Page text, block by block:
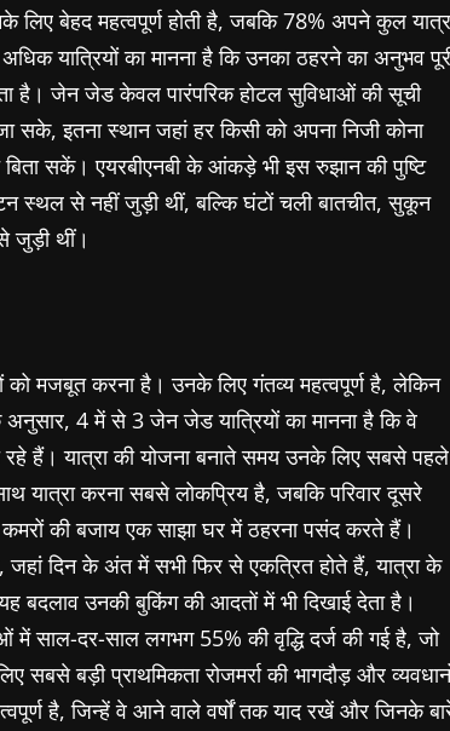
बेहद महत्वपूर्ण होती है, जबकि 78% अपने कुल
यात्रियों का मानना है कि उनका ठहरने का अनुभव
है। जेन जेडकेवल पारंपरिक होटल सुविधाओं की सूची
सके,इतना स्थान जहां हर किसी को अपना निजी कोना
बिता सकें।एयरबीएनबी के आंकड़े भी इस रुझान की पुष्टि
स्थल से नहीं जुड़ी थीं, बल्कि घंटों चली बातचीत, सुकून
जुड़ी थीं।
मजबूत करना है। उनके लिए गंतव्य महत्वपूर्ण है, लेकिन
4 में से 3 जेन जेड यात्रियों का मानना है कि वे
हैं। यात्रा की योजना बनाते समय उनके लिए सबसे पहले
यात्रा करना सबसे लोकप्रिय है, जबकि परिवार दूसरे
की बजाय एक साझा घर में ठहरना पसंद करते हैं।
दिन के अंत में सभी फिर से एकत्रित होते हैं, यात्रा के
बदलाव उनकी बुकिंग की आदतों में भी दिखाई देता है।
साल-दर-साल लगभग 55% की वृद्धि दर्ज की गई है, जो
बड़ी प्राथमिकता रोजमर्रा की भागदौड़ और
है, जिन्हें वे आने वाले वर्षों तक याद रखें और जिनके